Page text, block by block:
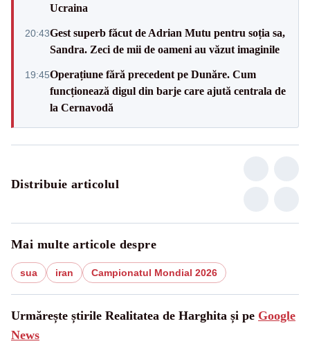
Ucraina
20:43Gest superb făcut de Adrian Mutu pentru soția sa,
Sandra. Zeci de mii de oameni au văzut imaginile
19:45Operațiune fără precedent pe Dunăre. Cum
funcționează digul din barje care ajută centrala de
la Cernavodă
Distribuie articolul
Mai multe articole despre
sua iran Campionatul Mondial 2026
Urmărește știrile Realitatea de Harghita și pe Google
News